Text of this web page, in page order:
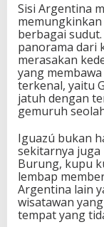
Sisi Argentina
berbagai
panorama dari
merasakan
yang
terkenal, yaitu
jatuh dengan
gemuruh
Iguazú bukan
sekitarnya juga
Burung, kupu
lembap
Argentina lain
wisatawan
tempat yang